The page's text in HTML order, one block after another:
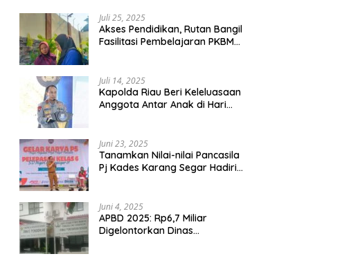
Juli 25, 2025
Akses Pendidikan, Rutan Bangil
Fasilitasi Pembelajaran PKBM
Juli 14, 2025
Kapolda Riau Beri Keleluasaan
Anggota Antar Anak di Hari
Juni 23, 2025
Tanamkan Nilai-nilai Pancasila
Pj Kades Karang Segar Hadiri
01 Karang Segar
Juni 4, 2025
APBD 2025: Rp6,7 Miliar
Digelontorkan Dinas